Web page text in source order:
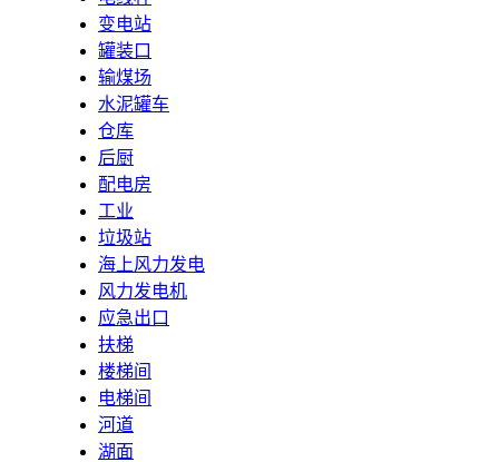
变电站
罐装口
输煤场
水泥罐车
仓库
后厨
配电房
工业
垃圾站
海上风力发电
风力发电机
应急出口
扶梯
楼梯间
电梯间
河道
湖面